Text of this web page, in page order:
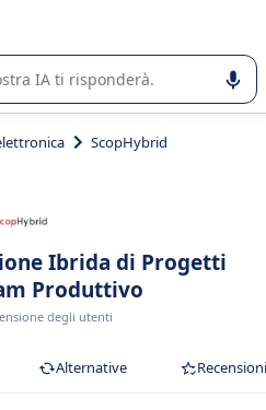
o nella scelta di un
ScopHybrid
Ibrida di Progetti
Produttivo
degli utenti
Alternative Recensioni